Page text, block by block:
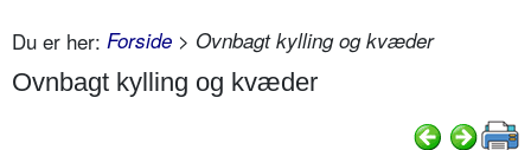
Du er her: Forside > Ovnbagt kylling og kvæder
Ovnbagt kylling og kvæder